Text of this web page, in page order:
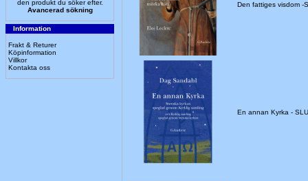
den produkt du söker efter.
Avancerad sökning
Information
Frakt & Returer
Köpinformation
Villkor
Kontakta oss
Den fattiges visdom -
En annan Kyrka -